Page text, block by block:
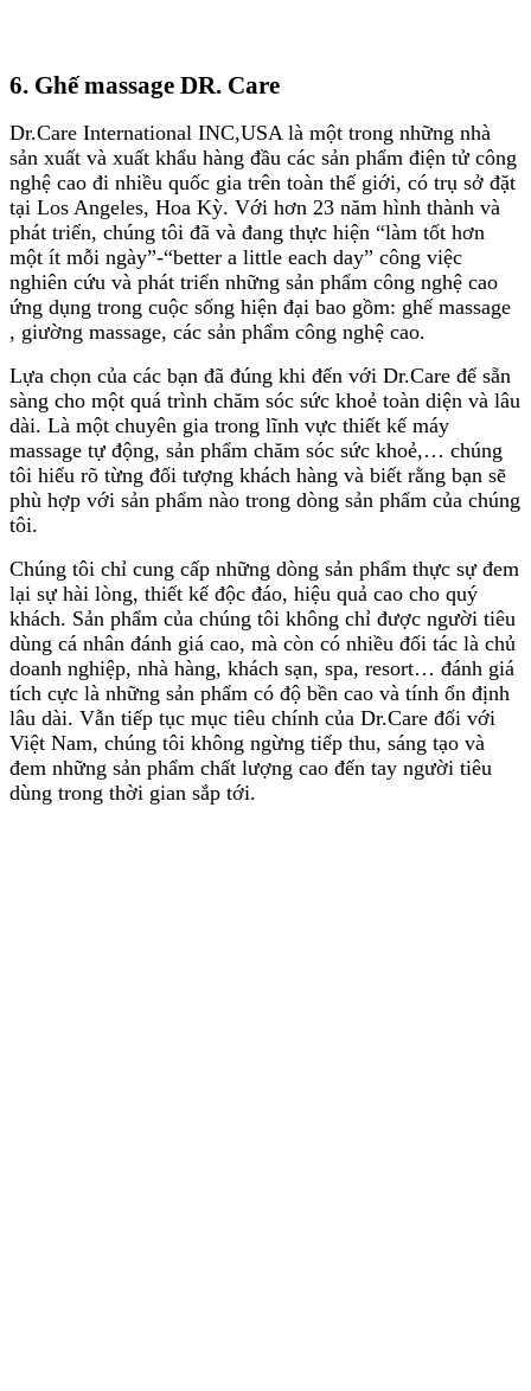
6. Ghế massage DR. Care
Dr.Care International INC,USA là một trong những nhà
sản xuất và xuất khẩu hàng đầu các sản phẩm điện tử công
nghệ cao đi nhiều quốc gia trên toàn thế giới, có trụ sở đặt
tại Los Angeles, Hoa Kỳ. Với hơn 23 năm hình thành và
phát triển, chúng tôi đã và đang thực hiện “làm tốt hơn
một ít mỗi ngày”-“better a little each day” công việc
nghiên cứu và phát triển những sản phẩm công nghệ cao
ứng dụng trong cuộc sống hiện đại bao gồm: ghế massage
, giường massage, các sản phẩm công nghệ cao.
Lựa chọn của các bạn đã đúng khi đến với Dr.Care để sẵn
sàng cho một quá trình chăm sóc sức khoẻ toàn diện và lâu
dài. Là một chuyên gia trong lĩnh vực thiết kế máy
massage tự động, sản phẩm chăm sóc sức khoẻ,… chúng
tôi hiểu rõ từng đối tượng khách hàng và biết rằng bạn sẽ
phù hợp với sản phẩm nào trong dòng sản phẩm của chúng
tôi.
Chúng tôi chỉ cung cấp những dòng sản phẩm thực sự đem
lại sự hài lòng, thiết kế độc đáo, hiệu quả cao cho quý
khách. Sản phẩm của chúng tôi không chỉ được người tiêu
dùng cá nhân đánh giá cao, mà còn có nhiều đối tác là chủ
doanh nghiệp, nhà hàng, khách sạn, spa, resort… đánh giá
tích cực là những sản phẩm có độ bền cao và tính ổn định
lâu dài. Vẫn tiếp tục mục tiêu chính của Dr.Care đối với
Việt Nam, chúng tôi không ngừng tiếp thu, sáng tạo và
đem những sản phẩm chất lượng cao đến tay người tiêu
dùng trong thời gian sắp tới.